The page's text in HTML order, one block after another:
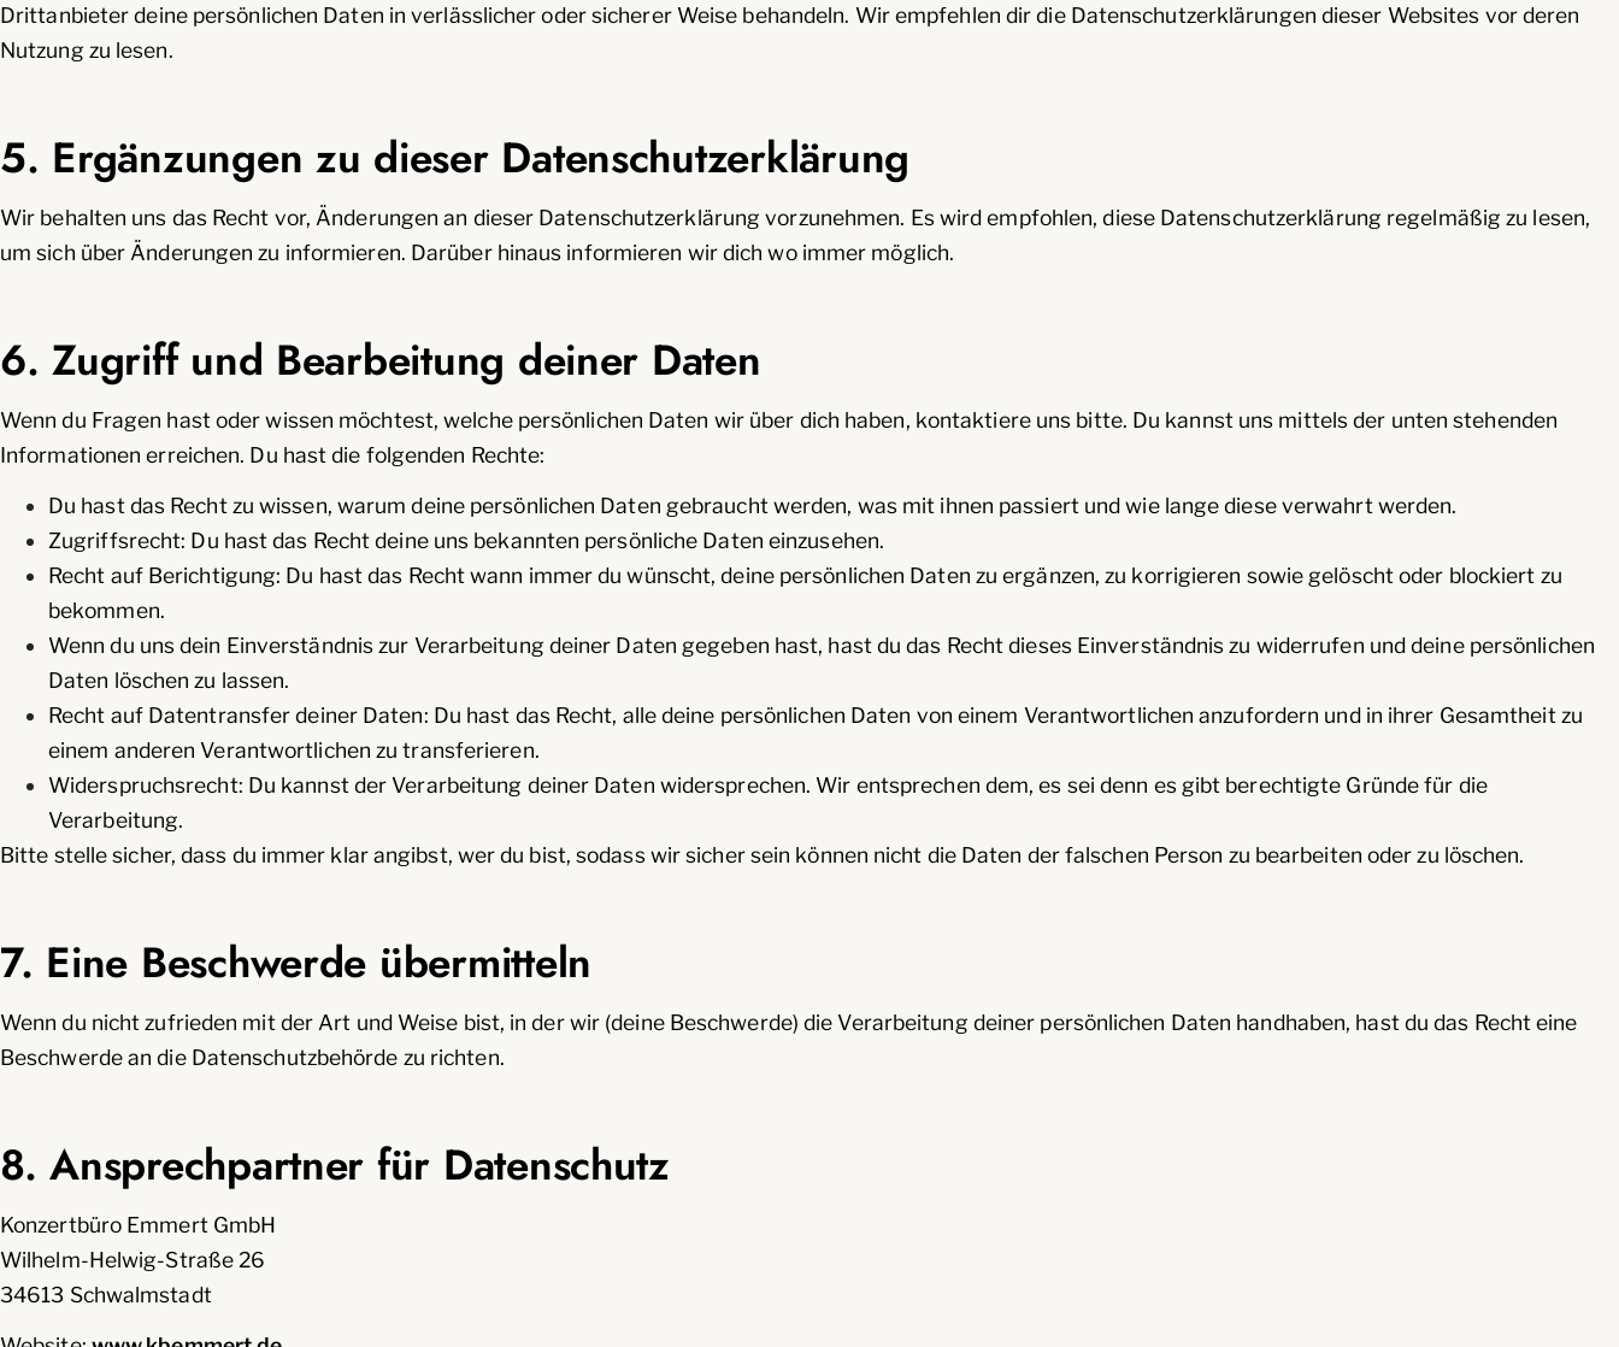
Drittanbieter deine persönlichen Daten in verlässlicher oder sicherer Weise behandeln. Wir empfehlen dir die Datenschutzerklärungen dieser Websites vor deren
Nutzung zu lesen.
5. Ergänzungen zu dieser Datenschutzerklärung
Wir behalten uns das Recht vor, Änderungen an dieser Datenschutzerklärung vorzunehmen. Es wird empfohlen, diese Datenschutzerklärung regelmäßig zu lesen,
um sich über Änderungen zu informieren. Darüber hinaus informieren wir dich wo immer möglich.
6. Zugriff und Bearbeitung deiner Daten
Wenn du Fragen hast oder wissen möchtest, welche persönlichen Daten wir über dich haben, kontaktiere uns bitte. Du kannst uns mittels der unten stehenden
Informationen erreichen. Du hast die folgenden Rechte:
Du hast das Recht zu wissen, warum deine persönlichen Daten gebraucht werden, was mit ihnen passiert und wie lange diese verwahrt werden.
Zugriffsrecht: Du hast das Recht deine uns bekannten persönliche Daten einzusehen.
Recht auf Berichtigung: Du hast das Recht wann immer du wünscht, deine persönlichen Daten zu ergänzen, zu korrigieren sowie gelöscht oder blockiert zu
bekommen.
Wenn du uns dein Einverständnis zur Verarbeitung deiner Daten gegeben hast, hast du das Recht dieses Einverständnis zu widerrufen und deine persönlichen
Daten löschen zu lassen.
Recht auf Datentransfer deiner Daten: Du hast das Recht, alle deine persönlichen Daten von einem Verantwortlichen anzufordern und in ihrer Gesamtheit zu
einem anderen Verantwortlichen zu transferieren.
Widerspruchsrecht: Du kannst der Verarbeitung deiner Daten widersprechen. Wir entsprechen dem, es sei denn es gibt berechtigte Gründe für die
Verarbeitung.
Bitte stelle sicher, dass du immer klar angibst, wer du bist, sodass wir sicher sein können nicht die Daten der falschen Person zu bearbeiten oder zu löschen.
7. Eine Beschwerde übermitteln
Wenn du nicht zufrieden mit der Art und Weise bist, in der wir (deine Beschwerde) die Verarbeitung deiner persönlichen Daten handhaben, hast du das Recht eine
Beschwerde an die Datenschutzbehörde zu richten.
8. Ansprechpartner für Datenschutz
Konzertbüro Emmert GmbH
Wilhelm-Helwig-Straße 26
34613 Schwalmstadt